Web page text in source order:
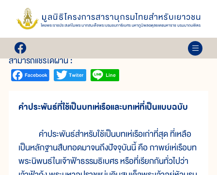
เล่ม 30
ศิลปะการเห่เรือ
สามารถแชร์ได้ผ่าน :
คำประพันธ์ที่ใช้เป็นบทเห่เรือและบทเห่ที่เป็นแบบฉบับ
คำประพันธ์สำหรับใช้เป็นบทเห่เรือเก่าที่สุด ที่เหลือ
เป็นหลักฐานสืบทอดมาจนถึงปัจจุบันนี้ คือ กาพย์เห่เรือบท
พระนิพนธ์ในเจ้าฟ้าธรรมธิเบศร หรือที่เรียกกันทั่วไปว่า